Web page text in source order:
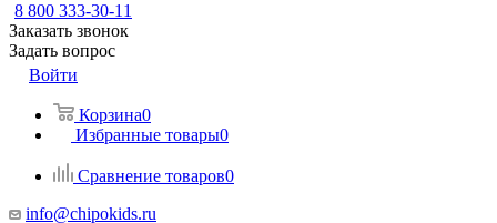
8 800 333-30-11
Заказать звонок
Задать вопрос
Войти
Корзина0
Избранные товары0
Сравнение товаров0
info@chipokids.ru